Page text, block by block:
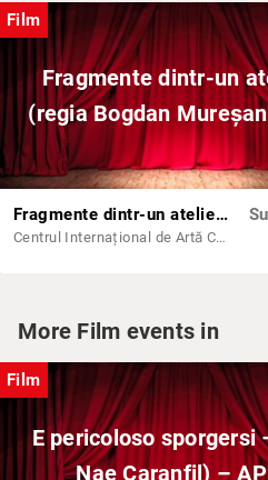
Film
Fragmente dintr-un
(regia Bogdan
Fragmente dintr-un atelier – (regia Bogdan Mureșanu) – AG
Centrul Internațional de Artă Contemporană - Baia Turcească Iași
More Film events in
Film
E pericoloso sporgersi
Nae Caranfil) –